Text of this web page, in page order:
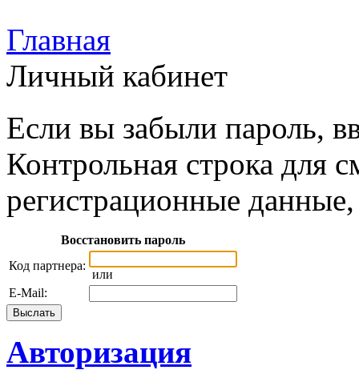
Главная
Личный кабинет
Если вы забыли пароль,
Контрольная строка для
регистрационные
Восстановить пароль
Код партнера:
или
E-Mail:
Авторизация